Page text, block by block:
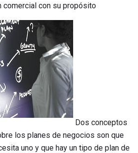
comercial con su propósito
Dos conceptos
los planes de negocios son que
uno y que hay un tipo de plan de